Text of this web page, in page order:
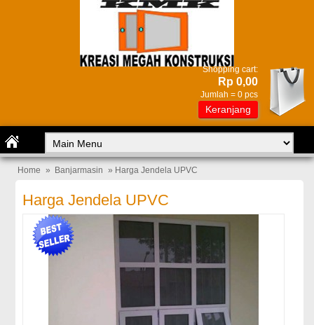
Shopping cart:
Rp 0,00
Jumlah = 0 pcs
Keranjang
Home » Banjarmasin » Harga Jendela UPVC
Harga Jendela UPVC